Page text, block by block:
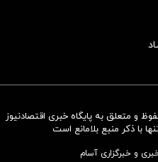
سرمایه‌گذاری همسنگ با شاخص
و متعلق به پایگاه خبری اقتصادنیوز
با ذکر منبع بلامانع است
و خبرگزاری آسام